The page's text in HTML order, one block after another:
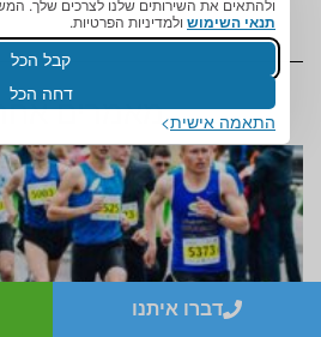
ולהתאים את השירותים שלנו לצרכים שלך.
תנאי השימוש ולמדיניות הפרטיות.
קבל הכל
דחה הכל
התאמה אישית מאמרים
דברו איתנו